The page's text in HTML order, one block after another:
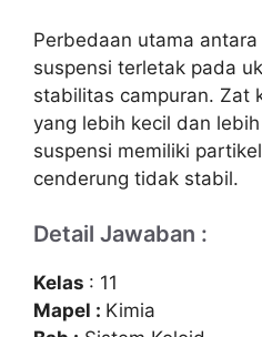
Perbedaan utama
suspensi terletak pada
stabilitas campuran. Zat
yang lebih kecil dan
suspensi memiliki
cenderung tidak stabil.
Detail Jawaban :
Kelas : 11
Mapel : Kimia